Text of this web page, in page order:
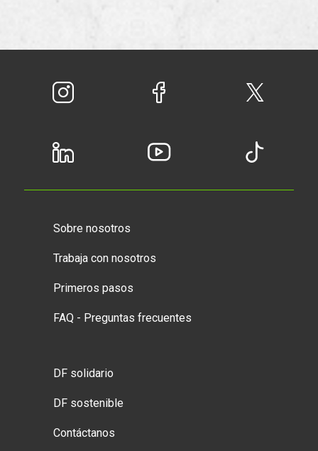
Sobre nosotros
Trabaja con nosotros
Primeros pasos
FAQ - Preguntas frecuentes
DF solidario
DF sostenible
Contáctanos